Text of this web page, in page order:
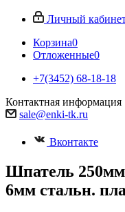
Личный
Корзина0
Отложенные0
+7(3452) 68-18-18
Контактная информация
sale@enki-tk.ru
Вконтакте
Шпатель 250мм
6мм стальн.